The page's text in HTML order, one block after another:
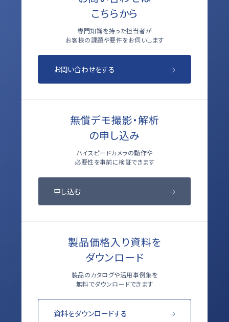
こちらから
専門知識を持った担当者が
お客様の課題や要件をお伺いします
お問い合わせをする
無償デモ撮影・解析
の申し込み
ハイスピードカメラの動作や
必要性を事前に検証できます
申し込む
製品価格入り資料を
ダウンロード
製品のカタログや活用事例集を
無料でダウンロードできます
資料をダウンロードする